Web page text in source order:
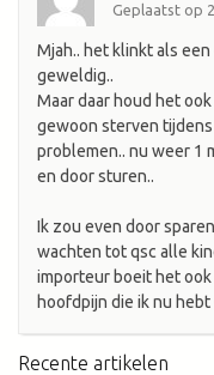
Geplaatst op
Mjah.. het klinkt als
geweldig..
Maar daar houd het
gewoon sterven
problemen.. nu weer 1
en door sturen..
Ik zou even door
wachten tot qsc alle
importeur boeit het ook
hoofdpijn die ik nu
Recente artikelen